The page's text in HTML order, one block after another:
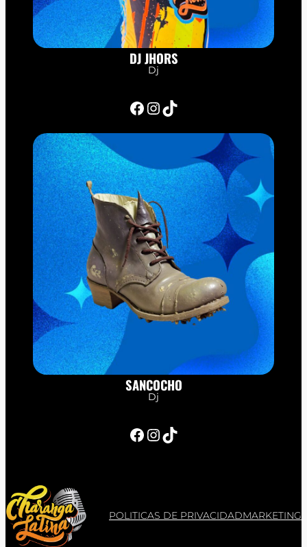
DJ JHORS
Dj
Facebook InstagramTikTok
SANCOCHO
Dj
Facebook InstagramTikTok
POLITICAS DE PRIVACIDADMARKETING